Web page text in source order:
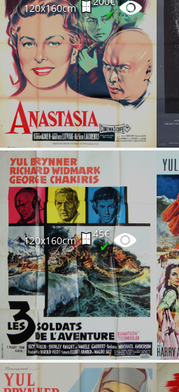
120x160cm ✔
120x160cm
45€
✔